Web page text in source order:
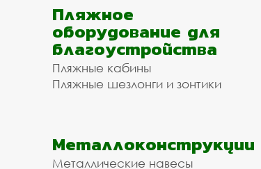
Пляжное
оборудование для
благоустройства
Пляжные кабины
Пляжные шезлонги и зонтики
Металлоконструкции
Металлические навесы